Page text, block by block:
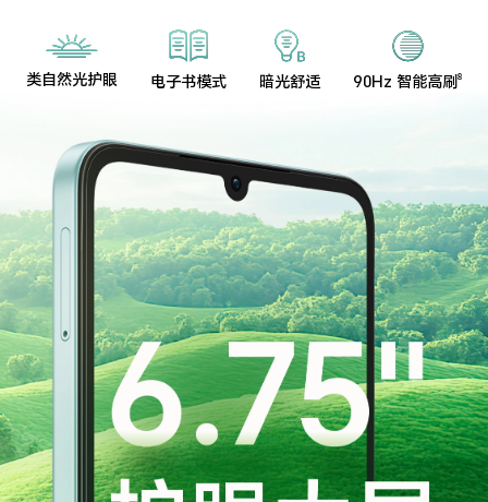
类自然光护眼 电子书模式 暗光舒适 90Hz 智能高刷8